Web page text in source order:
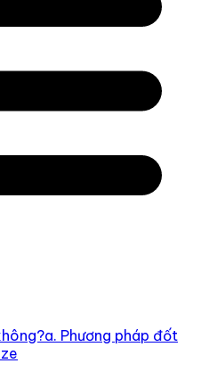
a. Phương pháp đốt